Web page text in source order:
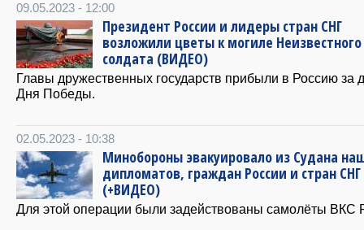
09.05.2023 - 12:00
Президент России и лидеры стран СНГ
возложили цветы к могиле Неизвестного
солдата (ВИДЕО)
Главы дружественных государств прибыли в Россию за
Дня Победы.
02.05.2023 - 10:38
Минобороны эвакуировало из Судана
дипломатов, граждан России и стран СНГ
(+ВИДЕО)
Для этой операции были задействованы самолёты ВКС